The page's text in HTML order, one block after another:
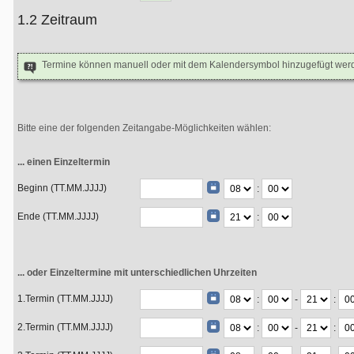
1.2 Zeitraum
Termine können manuell oder mit dem Kalendersymbol hinzugefügt
Bitte eine der folgenden Zeitangabe-Möglichkeiten wählen:
... einen Einzeltermin
Beginn (TT.MM.JJJJ) :
Ende (TT.MM.JJJJ) :
... oder Einzeltermine mit unterschiedlichen Uhrzeiten
1.Termin (TT.MM.JJJJ) : - :
2.Termin (TT.MM.JJJJ) : - :